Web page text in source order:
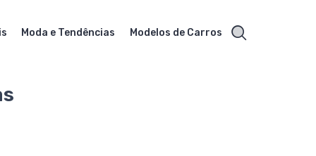
Moda e Tendências Modelos de Carros